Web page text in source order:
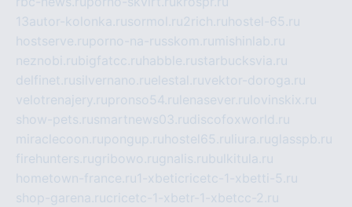
13autor-kolonka.rusormol.ru2rich.ru hostel-65.ru
hostserve.ruporno-na-russkom.ru mishinlab.ru
neznobi.rubigfatcc.ru habble.rustarbucksvia.ru
delfinet.rusilvernano.ruelestal.ruvektor-doroga.ru
velotrenajery.rupronso54.ru lenasever.ru lovinskix.ru
show-pets.rusmartnews03.rudiscofoxworld.ru
miraclecoon.rupongup.ru hostel65.ru liura.ruglasspb.ru
firehunters.rugribowo.rugnalis.rubulkitula.ru
hometown-france.ru1-xbeticricetc-1-xbetti-5.ru
shop-garena.rucricetc-1-xbetr-1-xbetcc-2.ru